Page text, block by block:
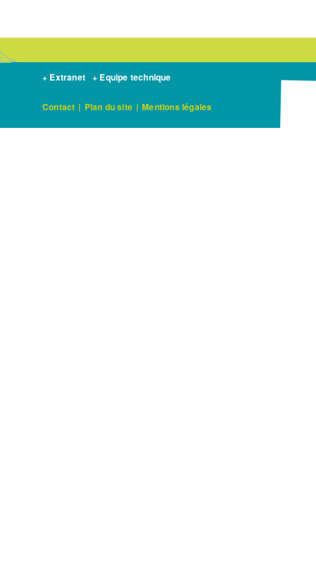
+ Extranet + Equipe technique
Contact | Plan du site | Mentions légales